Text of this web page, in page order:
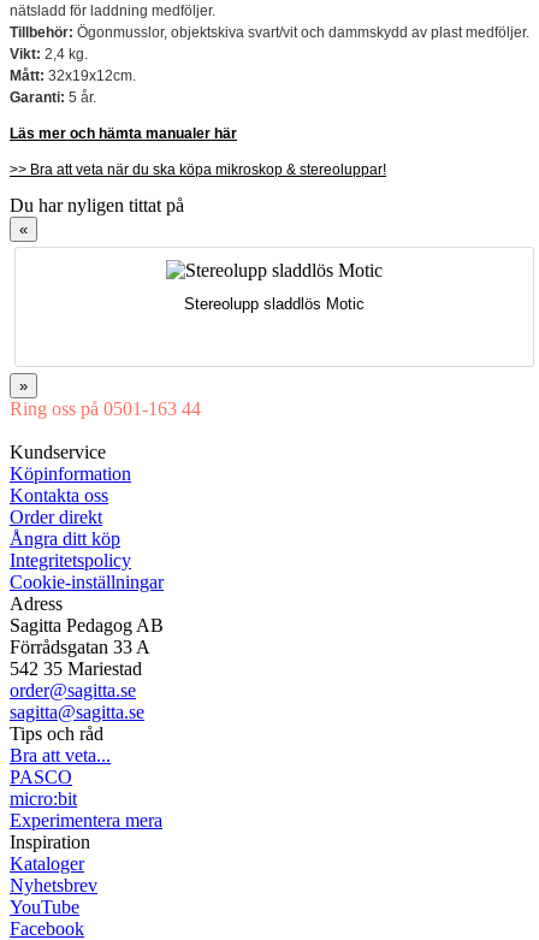
nätsladd för laddning medföljer.
Tillbehör: Ögonmusslor, objektskiva svart/vit och dammskydd av plast medföljer.
Vikt: 2,4 kg.
Mått: 32x19x12cm.
Garanti: 5 år.
Läs mer och hämta manualer här
>> Bra att veta när du ska köpa mikroskop & stereoluppar!
Du har nyligen tittat på
«
Stereolupp sladdlös Motic
»
Ring oss på 0501-163 44
Kundservice
Köpinformation
Kontakta oss
Order direkt
Ångra ditt köp
Integritetspolicy
Cookie-inställningar
Adress
Sagitta Pedagog AB
Förrådsgatan 33 A
542 35 Mariestad
order@sagitta.se
sagitta@sagitta.se
Tips och råd
Bra att veta...
PASCO
micro:bit
Experimentera mera
Inspiration
Kataloger
Nyhetsbrev
YouTube
Facebook